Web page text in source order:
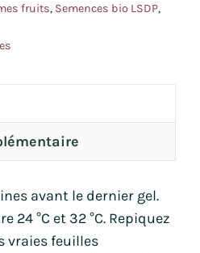
fruits, Semences bio LSDP,
avant le dernier gel.
24 °C et 32 °C. Repiquez
vraies feuilles